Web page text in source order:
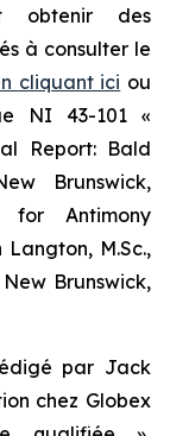
obtenir des
à consulter le
cliquant ici ou
NI 43-101 «
Report: Bald
Brunswick,
for Antimony
M.Sc.,
Brunswick,
par Jack
chez Globex